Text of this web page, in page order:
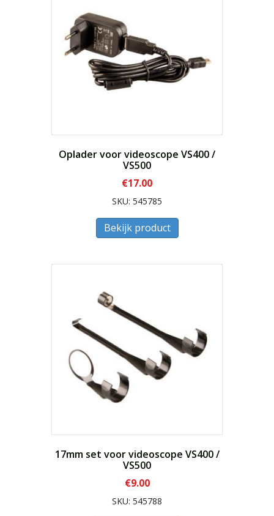
Oplader voor videoscope VS400 /
VS500
€17.00
SKU: 545785
Bekijk product
17mm set voor videoscope VS400 /
VS500
€9.00
SKU: 545788